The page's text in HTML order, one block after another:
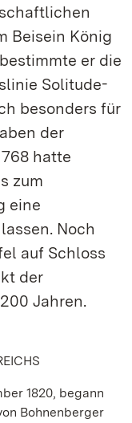
Beisein König
er die
Solitude-
besonders für
der
hatte
zum
eine
Noch
auf Schloss
der
Jahren.
1820, begann
Bohnenberger